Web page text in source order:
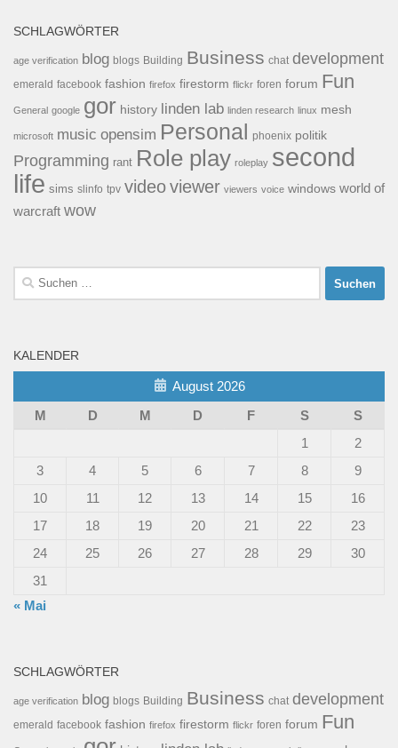
SCHLAGWÖRTER
age verification blog blogs Building Business chat development
emerald facebook fashion firefox firestorm flickr foren forum Fun
General google gor history linden lab linden research linux mesh
microsoft music opensim Personal phoenix politik
Programming rant Role play roleplay second
life sims slinfo tpv videoviewer viewers voice windows world of
warcraft wow
Suchen
nach:
KALENDER
August 2026
M
D M D F S
S
1
2
3
4 5 6 7 8
9
10
11 12 13 14 15
16
17
18 19 20 21 22
23
24
25 26 27 28 29
30
31
« Mai
SCHLAGWÖRTER
age verification blog blogs Building Business chat development
emerald facebook fashion firefox firestorm flickr foren forum Fun